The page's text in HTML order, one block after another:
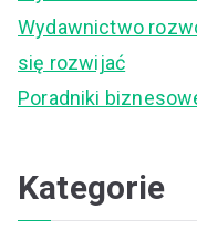
Wydawnictwo
się rozwijać
Poradniki
Kategorie